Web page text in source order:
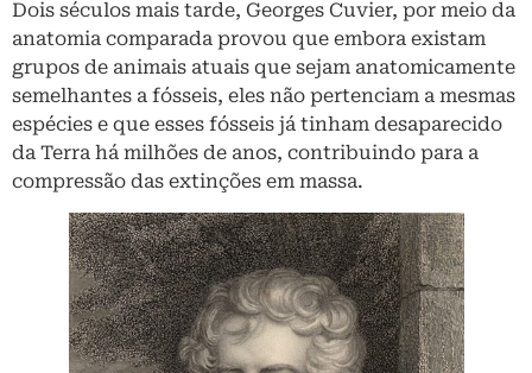
Dois séculos mais tarde, Georges Cuvier, por meio da
anatomia comparada provou que embora existam
grupos de animais atuais que sejam anatomicamente
semelhantes a fósseis, eles não pertenciam a mesmas
espécies e que esses fósseis já tinham desaparecido
da Terra há milhões de anos, contribuindo para a
compressão das extinções em massa.